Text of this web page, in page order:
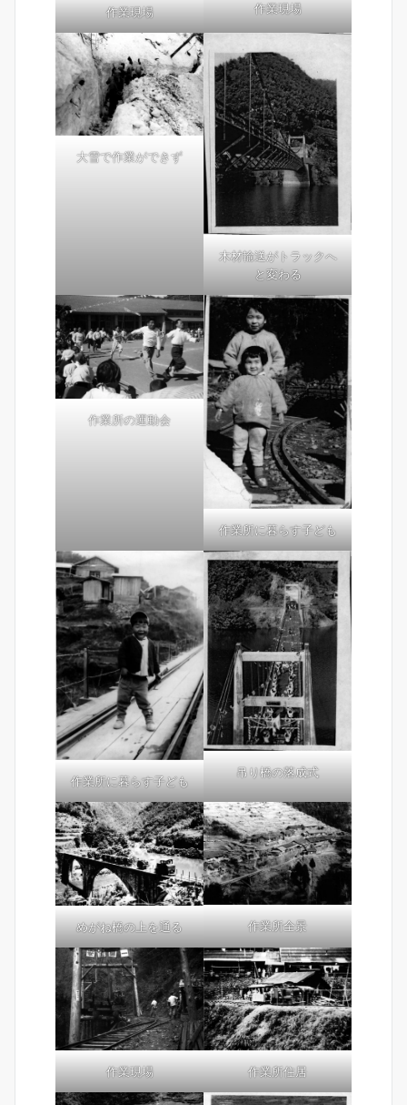
作業現場 作業現場
大雪で作業ができず
木材輸送がトラックへ
と変わる
作業所の運動会
作業所に暮らす子ども
作業所に暮らす子ども
吊り橋の落成式
めがね橋の上を通る 作業所全景
作業現場 作業所住居